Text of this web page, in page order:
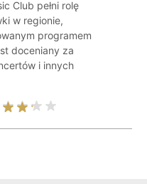
Club pełni rolę
w regionie,
programem
doceniany za
i innych